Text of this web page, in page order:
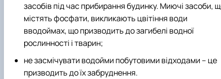
засобів під час прибирання будинку. Миючі засоби,
містять фосфати, викликають цвітіння води
вводоймах, що призводить до загибелі водної
рослинності і тварин;
не засмічувати водойми побутовими відходами – це
призводить до їх забруднення.